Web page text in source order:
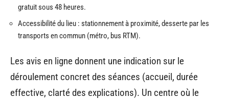
gratuit sous 48 heures.
Accessibilité du lieu : stationnement à proximité, desserte par les
transports en commun (métro, bus RTM).
Les avis en ligne donnent une indication sur le
déroulement concret des séances (accueil, durée
effective, clarté des explications). Un centre où le